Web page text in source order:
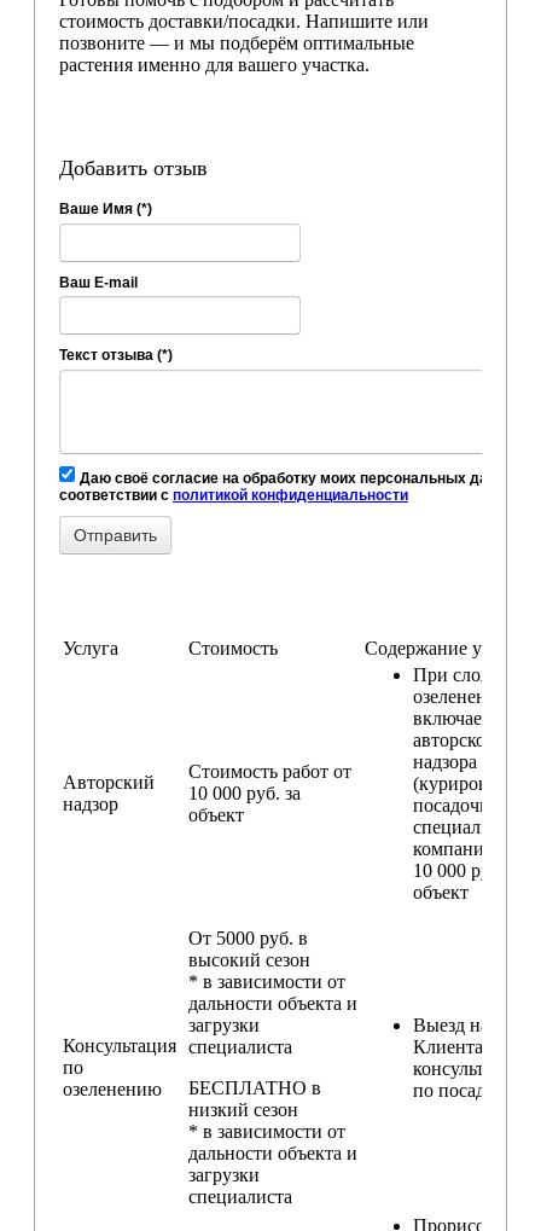
стоимость доставки/посадки. Напишите или
позвоните — и мы подберём оптимальные
растения именно для вашего участка.
Добавить отзыв
Ваше Имя (*)
Ваш E-mail
Текст отзыва (*)
Даю своё согласие на обработку моих персональных данных, в
соответствии с политикой конфиденциальности
Услуга Стоимость Содержание услуги
Авторский
надзор
Стоимость работ от
10 000 руб. за
объект
При сложном
озеленении
включаем
авторского
надзора
(курирование
посадочных
специалистом
компании) —
10 000 руб. за
объект
Консультация
по
озеленению
От 5000 руб. в
высокий сезон
* в зависимости от
дальности объекта и
загрузки
специалиста
БЕСПЛАТНО в
низкий сезон
* в зависимости от
дальности объекта и
загрузки
специалиста
Выезд на
Клиента для
по посадкам
Прорисовка от